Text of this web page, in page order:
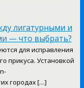
лигатурными и
— что выбрать?
для исправления
прикуса. Установкой
городах […]